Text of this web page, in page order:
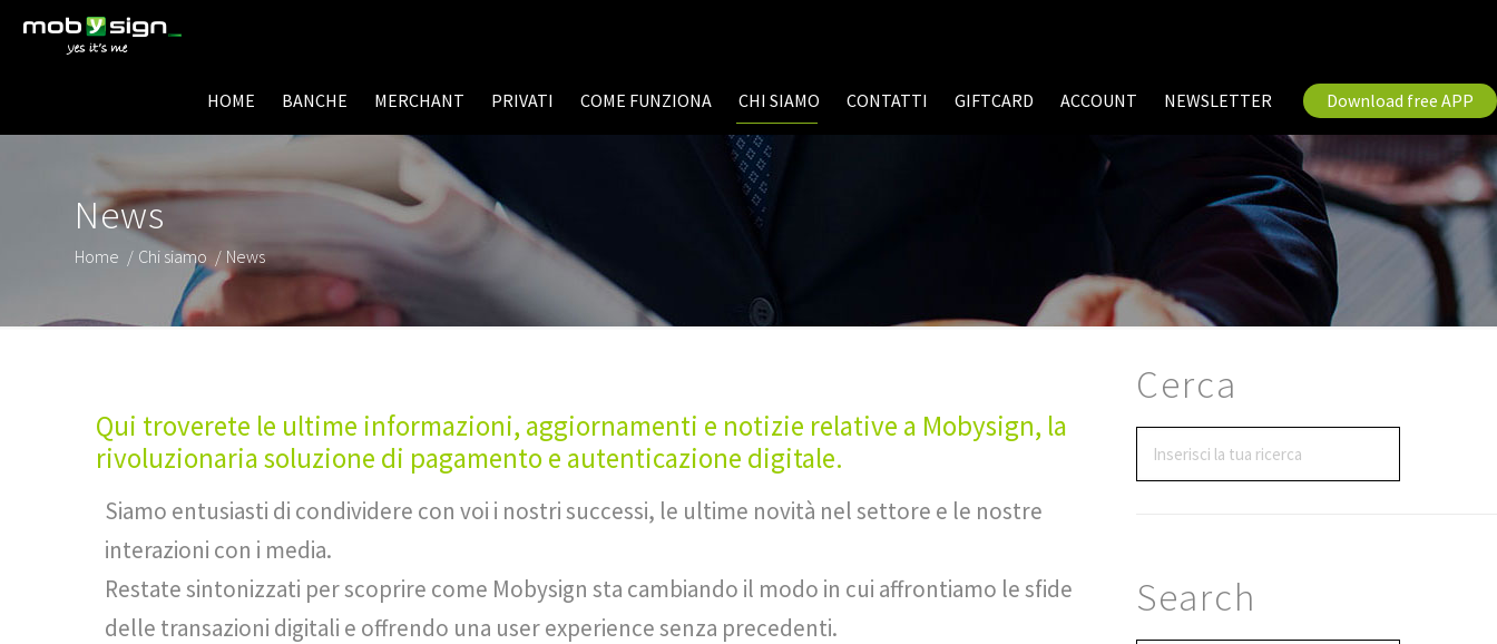
HOME BANCHE MERCHANT PRIVATI COME FUNZIONA CHI SIAMO CONTATTI GIFTCARD ACCOUNT NEWSLETTER Download free APP
News
Home / Chi siamo / News
Qui troverete le ultime informazioni, aggiornamenti e notizie relative a Mobysign, la
rivoluzionaria soluzione di pagamento e autenticazione digitale.
Siamo entusiasti di condividere con voi i nostri successi, le ultime novità nel settore e le nostre
interazioni con i media.
Restate sintonizzati per scoprire come Mobysign sta cambiando il modo in cui affrontiamo le sfide
delle transazioni digitali e offrendo una user experience senza precedenti.
Cerca
Search